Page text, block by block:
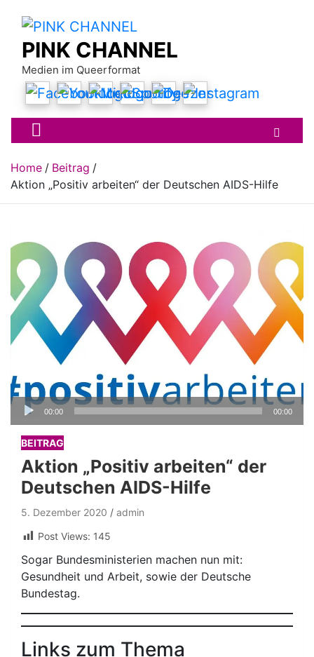
contentPINK CHANNEL
Medien im Queerformat
Home
Beitrag
Aktion „Positiv arbeiten“ der Deutschen AIDS-Hilfe
Audio-00:00 00:00
BEITRAG
Aktion „Positiv arbeiten“ der
Deutschen AIDS-Hilfe
5. Dezember 2020
admin
Post Views: 145
Sogar Bundesministerien machen nun mit:
Gesundheit und Arbeit, sowie der Deutsche
Bundestag.
Links zum Thema